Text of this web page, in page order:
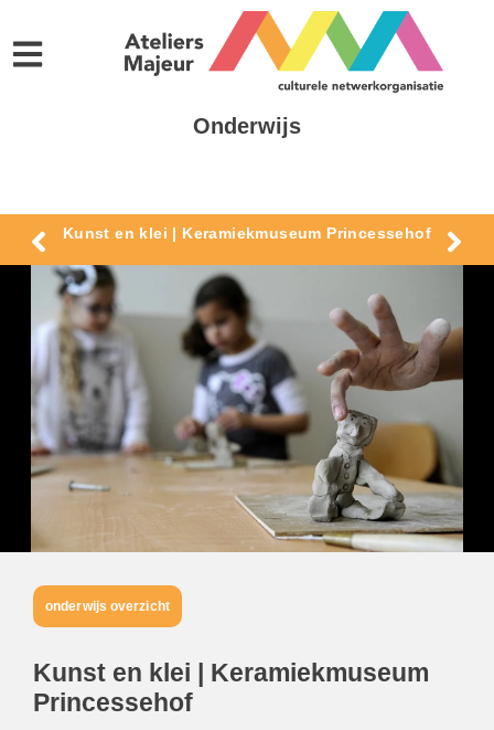
Onderwijs
Kunst en klei | Keramiekmuseum Princessehof
onderwijs overzicht
Kunst en klei | Keramiekmuseum
Princessehof